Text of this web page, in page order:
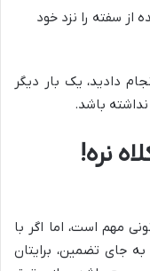
از سفته را نزد خود
دادید، یک بار دیگر
باشد.
نره!
مهم است، اما اگر با
به جای تضمین، برایتان